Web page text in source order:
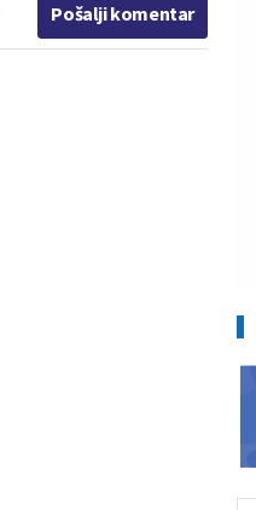
Pošalji komentar